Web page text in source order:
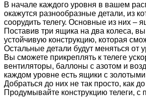
В начале каждого уровня в вашем
окажутся разнообразные детали, из
соорудить телегу. Основные из них –
Поставив три ящика на два колеса,
устойчивую конструкцию, которая
Остальные детали будут меняться от
Вы сможете прикреплять к телеге
вентиляторы, баллоны с азотом и
каждом уровне есть ящики с
Добраться до них не так просто, как
Продумывайте конструкцию телеги, с